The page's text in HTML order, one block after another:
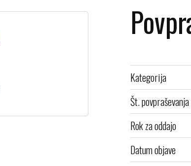
Kategorija
Št. povpraševanja
Rok za oddajo
Datum objave